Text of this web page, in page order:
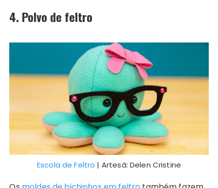
4. Polvo de feltro
Escola de Feltro | Artesã: Delen Cristine